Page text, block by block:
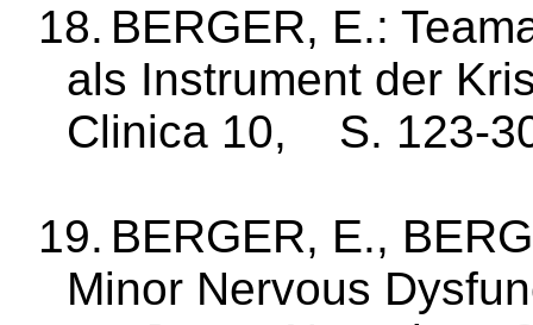
18. BERGER, E.:
als Instru­ment der
Clinica 10, S.
19. BERGER, E.,
Minor Nervous